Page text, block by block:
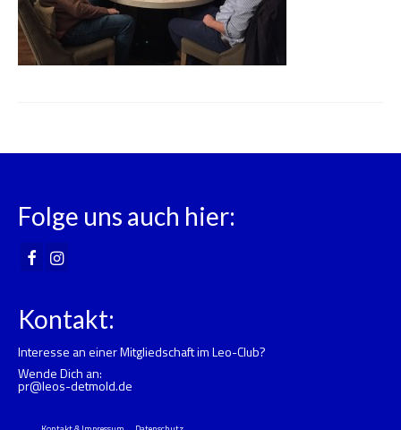
Folge uns auch hier:
Kontakt:
Interesse an einer Mitgliedschaft im Leo-Club?
Wende Dich an:
pr@leos-detmold.de